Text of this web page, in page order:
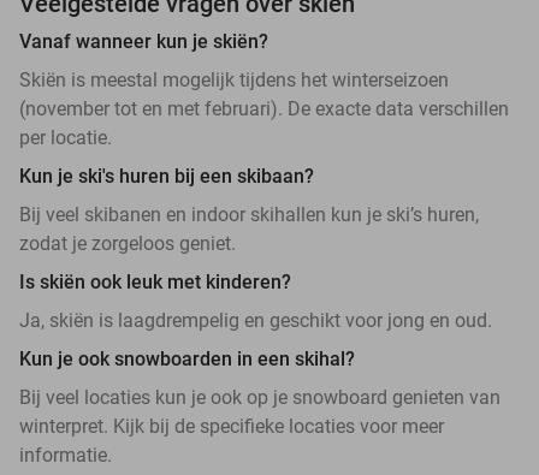
Vanaf wanneer kun je skiën?
Skiën is meestal mogelijk tijdens het winterseizoen
(november tot en met februari). De exacte data verschillen
per locatie.
Kun je ski's huren bij een skibaan?
Bij veel skibanen en indoor skihallen kun je ski’s huren,
zodat je zorgeloos geniet.
Is skiën ook leuk met kinderen?
Ja, skiën is laagdrempelig en geschikt voor jong en oud.
Kun je ook snowboarden in een skihal?
Bij veel locaties kun je ook op je snowboard genieten van
winterpret. Kijk bij de specifieke locaties voor meer
informatie.